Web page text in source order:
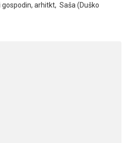
arhitkt, Saša (Duško